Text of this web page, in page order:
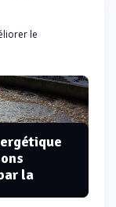
le
la